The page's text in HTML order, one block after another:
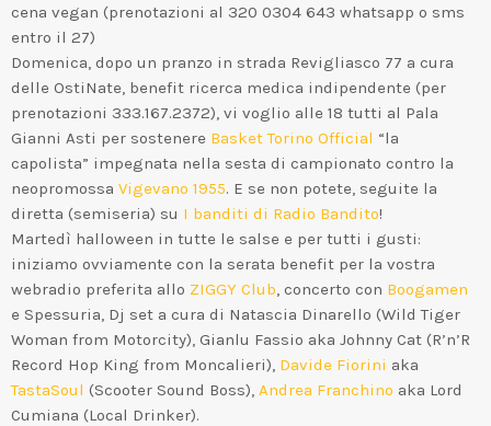
cena vegan (prenotazioni al 320 0304 643 whatsapp o sms
entro il 27)
Domenica, dopo un pranzo in strada Revigliasco 77 a cura
delle OstiNate, benefit ricerca medica indipendente (per
prenotazioni 333.167.2372), vi voglio alle 18 tutti al Pala
Gianni Asti per sostenere Basket Torino Official “la
capolista” impegnata nella sesta di campionato contro la
neopromossa Vigevano 1955. E se non potete, seguite la
diretta (semiseria) su I banditi di Radio Bandito!
Martedì halloween in tutte le salse e per tutti i gusti:
iniziamo ovviamente con la serata benefit per la vostra
webradio preferita allo ZIGGY Club, concerto con Boogamen
e Spessuria, Dj set a cura di Natascia Dinarello (Wild Tiger
Woman from Motorcity), Gianlu Fassio aka Johnny Cat (R’n’R
Record Hop King from Moncalieri), Davide Fiorini aka
TastaSoul (Scooter Sound Boss), Andrea Franchino aka Lord
Cumiana (Local Drinker).